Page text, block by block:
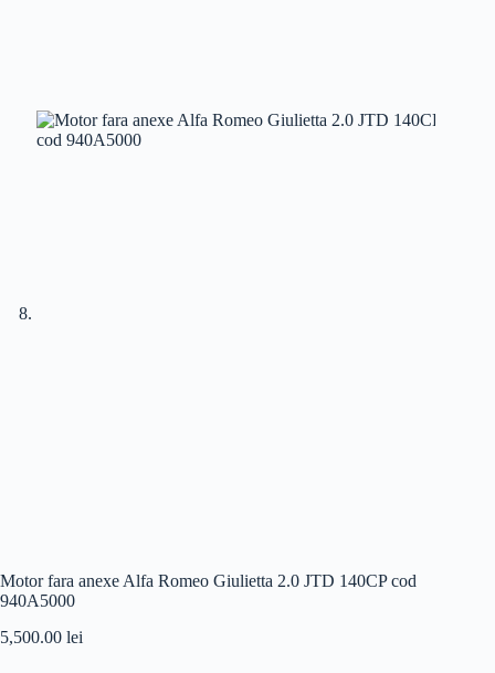
Motor fara anexe Alfa Romeo Giulietta 2.0 JTD 140CP cod
940A5000
5,500.00 lei